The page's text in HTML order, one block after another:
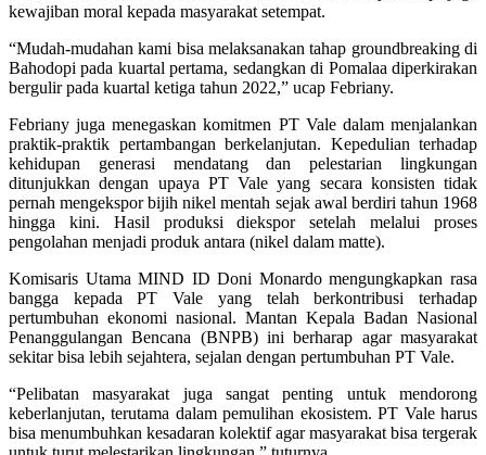
kewajiban moral kepada masyarakat setempat.
“Mudah-mudahan kami bisa melaksanakan tahap groundbreaking di
Bahodopi pada kuartal pertama, sedangkan di Pomalaa diperkirakan
bergulir pada kuartal ketiga tahun 2022,” ucap Febriany.
Febriany juga menegaskan komitmen PT Vale dalam menjalankan
praktik-praktik pertambangan berkelanjutan. Kepedulian terhadap
kehidupan generasi mendatang dan pelestarian lingkungan
ditunjukkan dengan upaya PT Vale yang secara konsisten tidak
pernah mengekspor bijih nikel mentah sejak awal berdiri tahun 1968
hingga kini. Hasil produksi diekspor setelah melalui proses
pengolahan menjadi produk antara (nikel dalam matte).
Komisaris Utama MIND ID Doni Monardo mengungkapkan rasa
bangga kepada PT Vale yang telah berkontribusi terhadap
pertumbuhan ekonomi nasional. Mantan Kepala Badan Nasional
Penanggulangan Bencana (BNPB) ini berharap agar masyarakat
sekitar bisa lebih sejahtera, sejalan dengan pertumbuhan PT Vale.
“Pelibatan masyarakat juga sangat penting untuk mendorong
keberlanjutan, terutama dalam pemulihan ekosistem. PT Vale harus
bisa menumbuhkan kesadaran kolektif agar masyarakat bisa tergerak